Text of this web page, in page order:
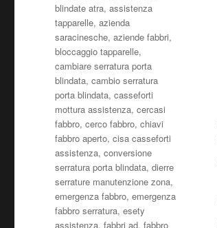
blindate atra,assistenza
tapparelle,azienda
saracinesche,aziende fabbri,
bloccaggio tapparelle,
cambiare serratura porta
blindata,cambio serratura
porta blindata,casseforti
mottura assistenza,cercasi
fabbro,cerco fabbro,chiavi
fabbro aperto,cisa casseforti
assistenza,conversione
serratura porta blindata,dierre
serrature manutenzione zona,
emergenza fabbro,emergenza
fabbro serratura,esety
assistenza,fabbri ad,fabbro